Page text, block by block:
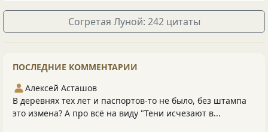
Согретая Луной: 242 цитаты
ПОСЛЕДНИЕ КОММЕНТАРИИ
Алексей Асташов
В деревнях тех лет и паспортов-то не было, без штампа
это измена? А про всё на виду "Тени исчезают в...